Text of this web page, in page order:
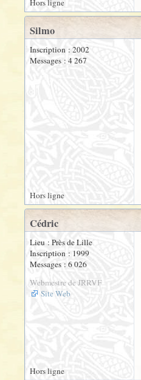
Hors ligne
Silmo
Inscription : 2002
Messages : 4 267
Hors ligne
Cédric
Lieu : Près de Lille
Inscription : 1999
Messages : 6 026
Webmestre de JRRVF
Site Web
Hors ligne